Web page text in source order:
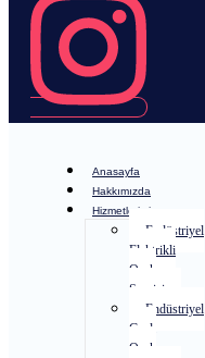
Anasayfa
Hakkımızda
Hizmetlerimiz
Endüstriyel
Elektrikli
Ocak
Servisi
Endüstriyel
Gazlı
Ocak